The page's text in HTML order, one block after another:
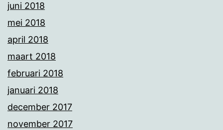
juni 2018
mei 2018
april 2018
maart 2018
februari 2018
januari 2018
december 2017
november 2017